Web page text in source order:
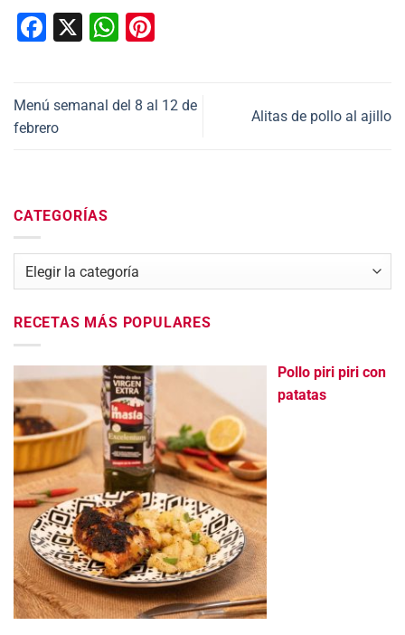
Facebook
X WhatsApp
Menú semanal del 8 al 12 de
febrero
Alitas de pollo al ajillo
CATEGORÍAS
Categorías
RECETAS MÁS POPULARES
Pollo piri piri con
patatas